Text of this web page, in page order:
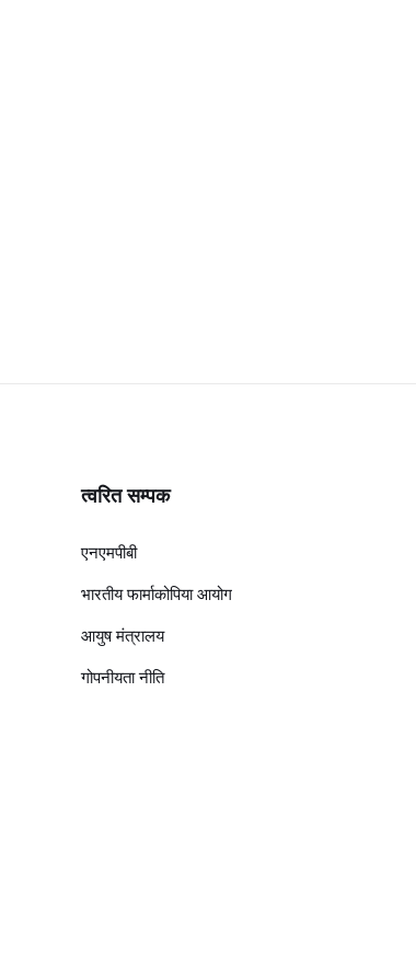
त्वरित सम्पक
एनएमपीबी
भारतीय फार्माकोपिया आयोग
आयुष मंत्रालय
गोपनीयता नीति